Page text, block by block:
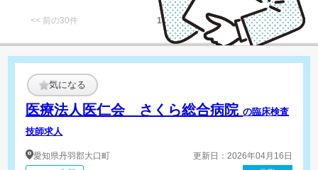
<< 前の30件 1 次の30件 >>
気になる
医療法人医仁会 さくら総合病院の臨床検査
技師求人
愛知県丹羽郡大口町
更新日：2026年04月16日